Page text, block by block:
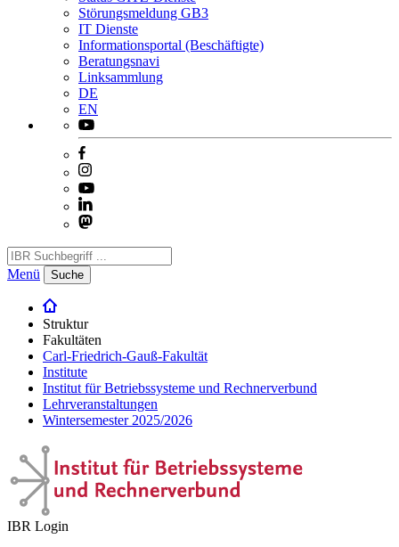
Störungsmeldung GB3
IT Dienste
Informationsportal (Beschäftigte)
Beratungsnavi
Linksammlung
DE
EN
Menü Suche
Struktur
Fakultäten
Carl-Friedrich-Gauß-Fakultät
Institute
Institut für Betriebssysteme und Rechnerverbund
Lehrveranstaltungen
Wintersemester 2025/2026
IBR Login